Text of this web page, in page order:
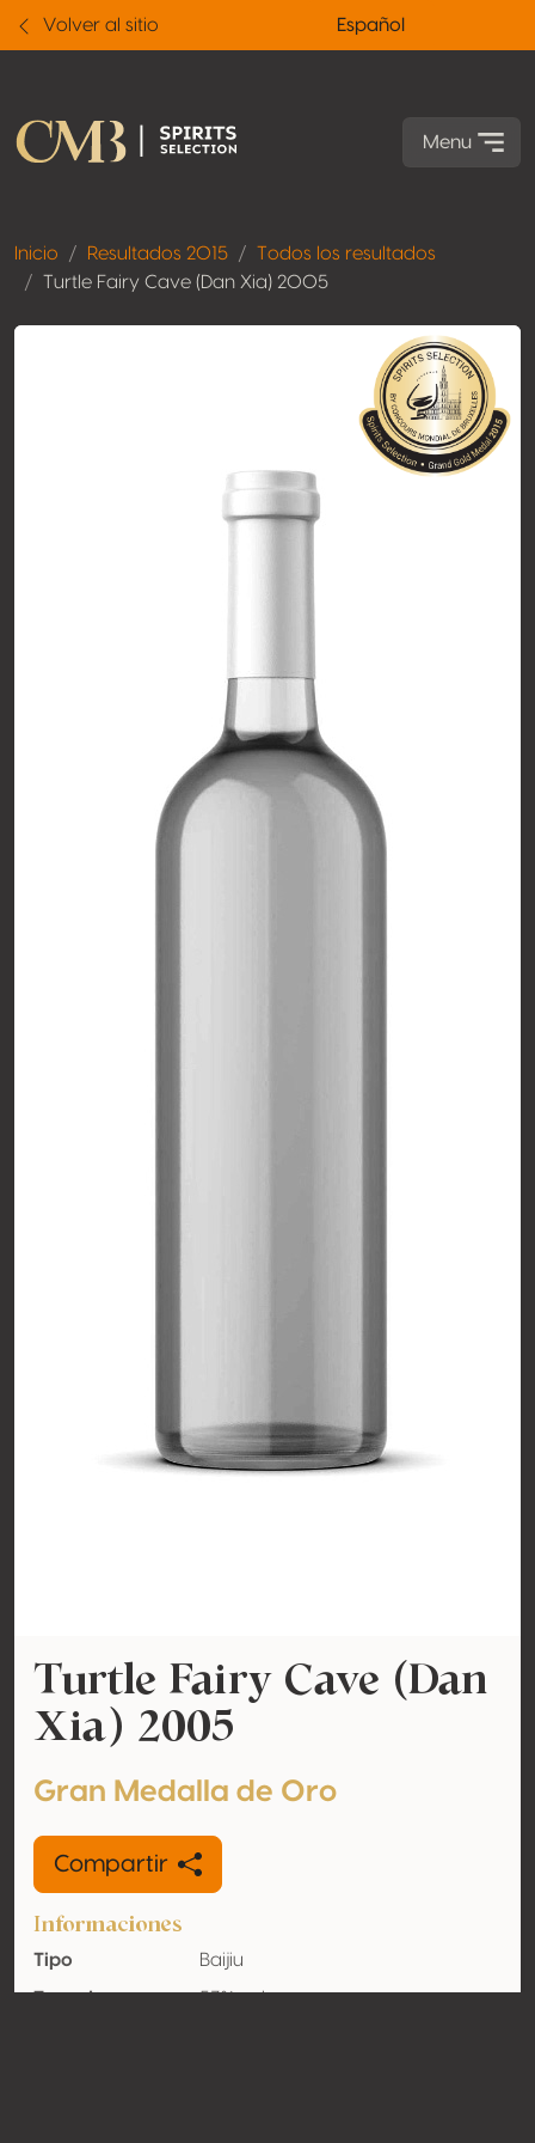
Volver al sitio Español
Menu
Inicio Resultados 2015
Todos los resultados
Turtle Fairy Cave (Dan Xia) 2005
Turtle Fairy Cave (Dan
Xia) 2005
Gran Medalla de Oro
Compartir
Informaciones
Tipo
Baijiu
Tasa de
53% vol